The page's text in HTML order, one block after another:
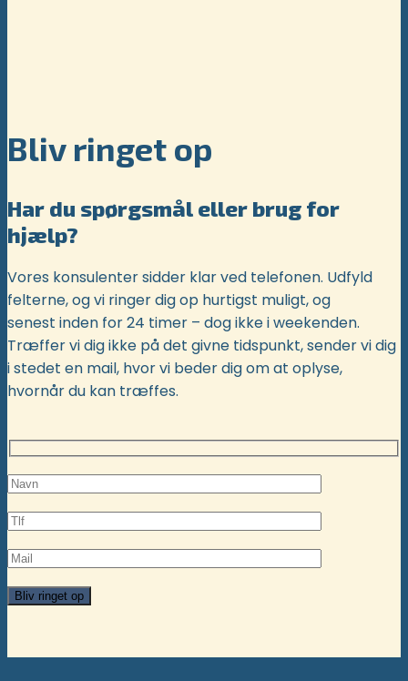
Bliv ringet op
Har du spørgsmål eller brug for
hjælp?
Vores konsulenter sidder klar ved telefonen. Udfyld
felterne, og vi ringer dig op hurtigst muligt, og
senest inden for 24 timer – dog ikke i weekenden.
Træffer vi dig ikke på det givne tidspunkt, sender vi dig
i stedet en mail, hvor vi beder dig om at oplyse,
hvornår du kan træffes.